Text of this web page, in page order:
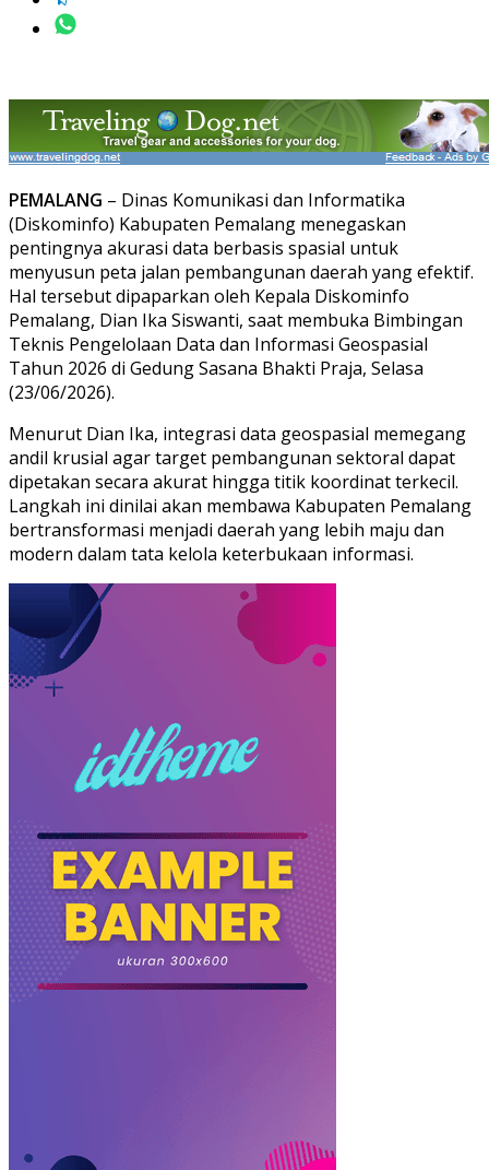
PEMALANG – Dinas Komunikasi dan Informatika
(Diskominfo) Kabupaten Pemalang menegaskan
pentingnya akurasi data berbasis spasial untuk
menyusun peta jalan pembangunan daerah yang efektif.
Hal tersebut dipaparkan oleh Kepala Diskominfo
Pemalang, Dian Ika Siswanti, saat membuka Bimbingan
Teknis Pengelolaan Data dan Informasi Geospasial
Tahun 2026 di Gedung Sasana Bhakti Praja, Selasa
(23/06/2026).
Menurut Dian Ika, integrasi data geospasial memegang
andil krusial agar target pembangunan sektoral dapat
dipetakan secara akurat hingga titik koordinat terkecil.
Langkah ini dinilai akan membawa Kabupaten Pemalang
bertransformasi menjadi daerah yang lebih maju dan
modern dalam tata kelola keterbukaan informasi.